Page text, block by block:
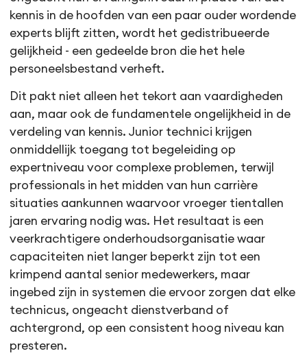
kennis in de hoofden van een paar ouder wordende
experts blijft zitten, wordt het gedistribueerde
gelijkheid - een gedeelde bron die het hele
personeelsbestand verheft.
Dit pakt niet alleen het tekort aan vaardigheden
aan, maar ook de fundamentele ongelijkheid in de
verdeling van kennis. Junior technici krijgen
onmiddellijk toegang tot begeleiding op
expertniveau voor complexe problemen, terwijl
professionals in het midden van hun carrière
situaties aankunnen waarvoor vroeger tientallen
jaren ervaring nodig was. Het resultaat is een
veerkrachtigere onderhoudsorganisatie waar
capaciteiten niet langer beperkt zijn tot een
krimpend aantal senior medewerkers, maar
ingebed zijn in systemen die ervoor zorgen dat elke
technicus, ongeacht dienstverband of
achtergrond, op een consistent hoog niveau kan
presteren.